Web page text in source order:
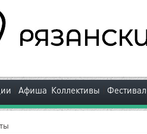
Афиша Коллективы